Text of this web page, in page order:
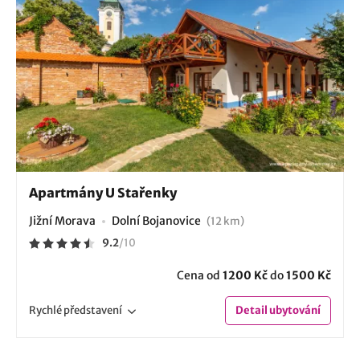
Apartmány U Stařenky
Jižní Morava Dolní Bojanovice (12 km)
9.2/10
Cena od 1200 Kčdo1500 Kč
Rychlépředstavení Detailubytování